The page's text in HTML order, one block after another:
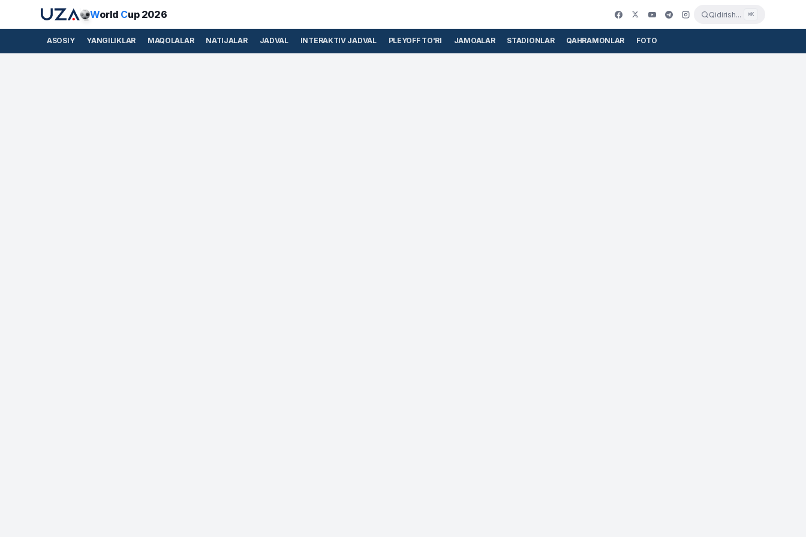
World Cup 2026 Qidirish... ⌘K
ASOSIY YANGILIKLAR MAQOLALAR NATIJALAR JADVAL INTERAKTIV JADVAL PLEYOFF TO'RI JAMOALAR STADIONLAR QAHRAMONLAR FOTO